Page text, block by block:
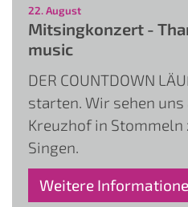
22. August:
Mitsingkonzert -
music
DER COUNTDOWN
starten. Wir sehen
Kreuzhof in
Singen.
Weitere